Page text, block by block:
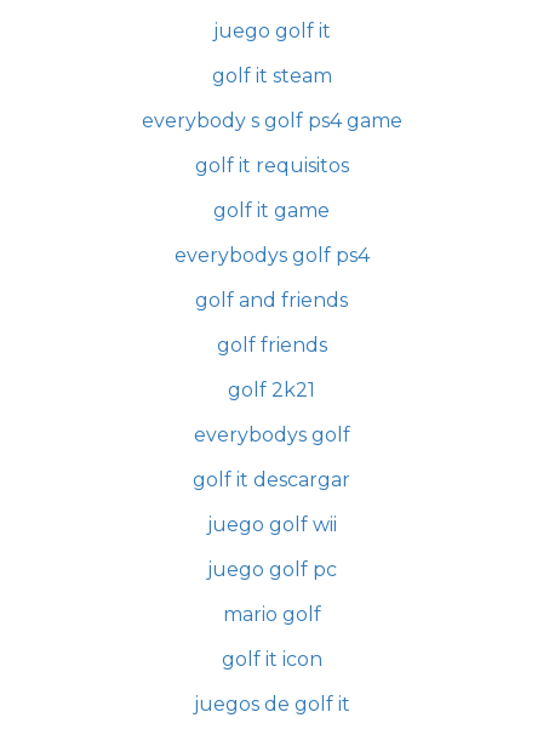
juego golf it
golf it steam
everybody s golf ps4 game
golf it requisitos
golf it game
everybodys golf ps4
golf and friends
golf friends
golf 2k21
everybodys golf
golf it descargar
juego golf wii
juego golf pc
mario golf
golf it icon
juegos de golf it